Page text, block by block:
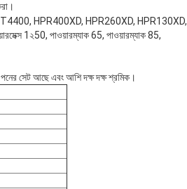
HT4400, HPR400XD, HPR260XD, HPR130XD,
1২50, পাওয়ারম্যাক 65, পাওয়ারম্যাক 85,
পনের সেট আছে এবং আশি দক্ষ দক্ষ শ্রমিক।